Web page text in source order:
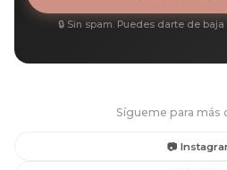
🔒 Sin spam. Puedes darte de
Sígueme para más
📷